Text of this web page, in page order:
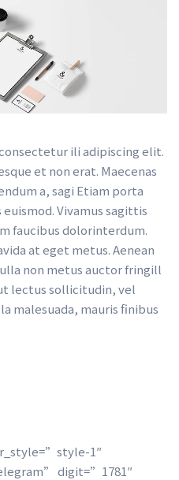
ili adipiscing elit.
et non erat. Maecenas
a, sagi Etiam porta
Vivamus sagittis
faucibus dolorinterdum.
at eget metus. Aenean
non metus auctor fringill
lectus sollicitudin, vel
malesuada, mauris finibus
1″
digit=”1781″